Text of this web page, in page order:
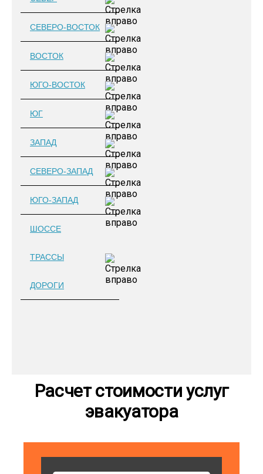
СЕВЕРО-ВОСТОК
ВОСТОК
ЮГО-ВОСТОК
ЮГ
ЗАПАД
СЕВЕРО-ЗАПАД
ЮГО-ЗАПАД
ШОССЕ
ТРАССЫ
ДОРОГИ
Расчет стоимости услуг
эвакуатора